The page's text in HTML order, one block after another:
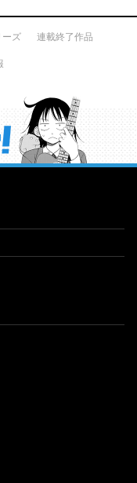
ーズ 連載終了作品
ャンプルーキー！